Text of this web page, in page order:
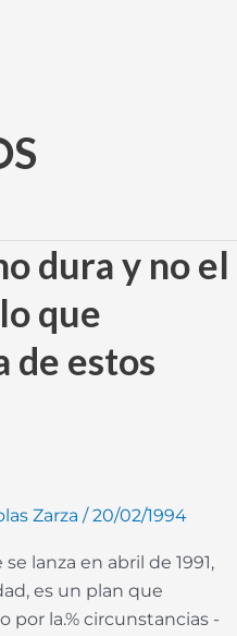
dura y no el
que
de estos
Zarza /20/02/1994
lanza en abril de 1991,
es un plan que
la.% circunstancias -